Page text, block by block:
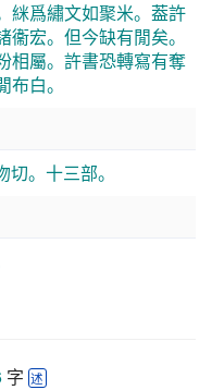
䋛爲繡文如聚米。葢許
宏。但今缺有閒矣。
相屬。許書恐轉寫有奪
白。
。十三部。
字 述